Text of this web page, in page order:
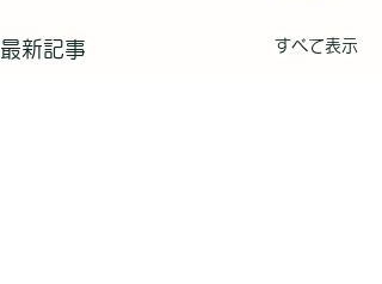
最新記事 すべて表示